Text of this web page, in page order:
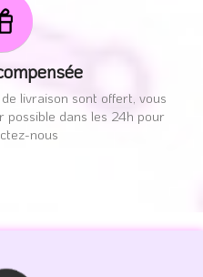
livraison sont offert, vous
possible dans les 24h pour
nous